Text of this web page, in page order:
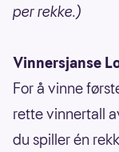
per rekke.)
Vinnersjanse
For å vinne
rette vinnertall
du spiller én